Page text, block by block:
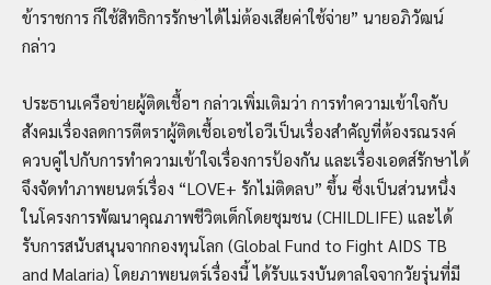
ข้าราชการ ก็ใช้สิทธิการรักษาได้ไม่ต้องเสียค่าใช้จ่าย” นายอภิวัฒน์
กล่าว
ประธานเครือข่ายผู้ติดเชื้อฯ กล่าวเพิ่มเติมว่า การทำความเข้าใจกับ
สังคมเรื่องลดการตีตราผู้ติดเชื้อเอชไอวีเป็นเรื่องสำคัญที่ต้องรณรงค์
ควบคู่ไปกับการทำความเข้าใจเรื่องการป้องกัน และเรื่องเอดส์รักษาได้
จึงจัดทำภาพยนตร์เรื่อง “LOVE+ รักไม่ติดลบ” ขึ้น ซึ่งเป็นส่วนหนึ่ง
ในโครงการพัฒนาคุณภาพชีวิตเด็กโดยชุมชน (CHILDLIFE) และได้
รับการสนับสนุนจากกองทุนโลก (Global Fund to Fight AIDS TB
and Malaria) โดยภาพยนตร์เรื่องนี้ ได้รับแรงบันดาลใจจากวัยรุ่นที่มี